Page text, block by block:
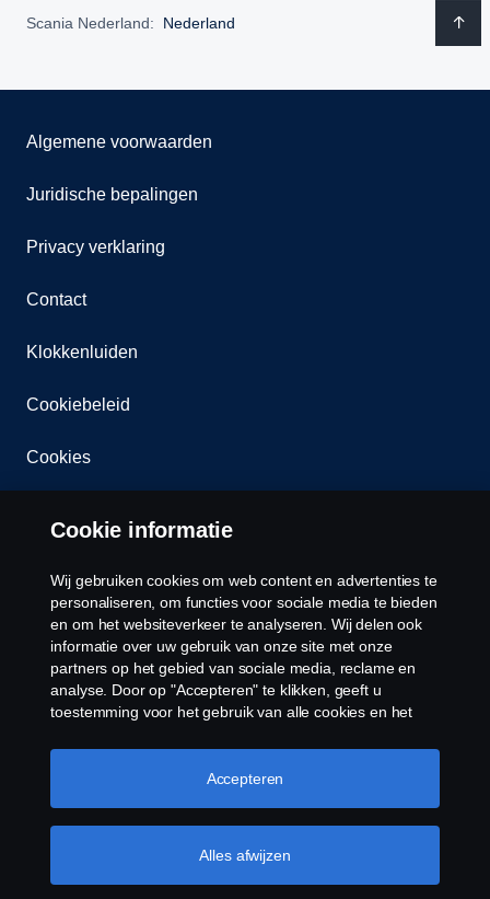
Scania Nederland: Nederland
Algemene voorwaarden
Juridische bepalingen
Privacy verklaring
Contact
Klokkenluiden
Cookiebeleid
Cookies
© Copyright Scania 2026 Alle Rechten
Voorbehouden. Scania Nederland B.V. Postbus
9598 4801 LN, Spinveld 57, 4815 HV Breda / T +31
(0)76-5254 000 KvK-nummer: 27136821
Cookie informatie
Wij gebruiken cookies om web content en advertenties te
personaliseren, om functies voor sociale media te bieden
en om het websiteverkeer te analyseren. Wij delen ook
informatie over uw gebruik van onze site met onze
partners op het gebied van sociale media, reclame en
analyse. Door op "Accepteren" te klikken, geeft u
toestemming voor het gebruik van alle cookies en het
door op "Cookie Instellingen" te klikken en de
categorieën te selecteren die u wilt accepteren. Voor een
Meer informatie over uw privacy
Alles afwijzen
Accepteren